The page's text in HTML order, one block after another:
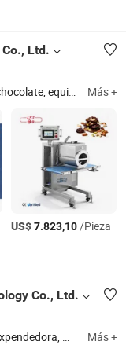
Ltd.
Más +
US$7.823,10/Pieza
Co., Ltd.
de snacks, máquina expendedora combinada, cafetera, máquina expendedora de bebidas, fabricante de hielo, pilas de carga Más +